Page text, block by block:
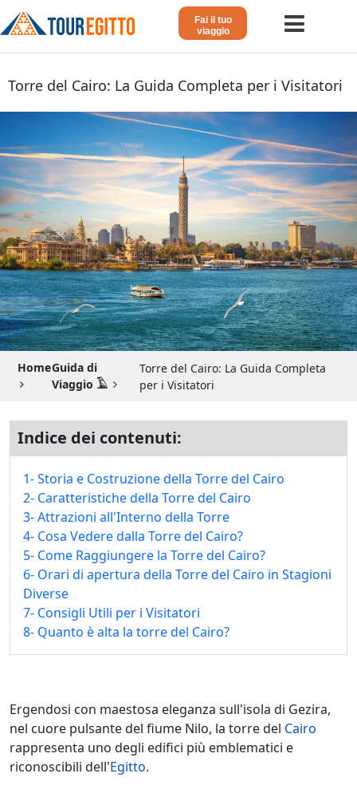
Fai il tuo
viaggio
Crociera sul Nilo
Vacanze Lusso in Egitto
Dahabeya Lusso
Agosto in Egitto
Tour Giordania
Altri
Blog 𓁐
Guida di Viaggio 𓉔
Guida di Viaggio Giordania
Torre del Cairo: La Guida Completa per i Visitatori
HomeGuida di
Viaggio 𓄿
Torre del Cairo: La Guida Completa
per i Visitatori
Indice dei contenuti:
1- Storia e Costruzione della Torre del Cairo
2- Caratteristiche della Torre del Cairo
3- Attrazioni all'Interno della Torre
4- Cosa Vedere dalla Torre del Cairo?
5- Come Raggiungere la Torre del Cairo?
6- Orari di apertura della Torre del Cairo in Stagioni
Diverse
7- Consigli Utili per i Visitatori
8- Quanto è alta la torre del Cairo?
Ergendosi con maestosa eleganza sull'isola di Gezira,
nel cuore pulsante del fiume Nilo, la torre del Cairo
rappresenta uno degli edifici più emblematici e
riconoscibili dell'Egitto.